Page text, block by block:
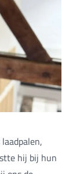
hij bij hun